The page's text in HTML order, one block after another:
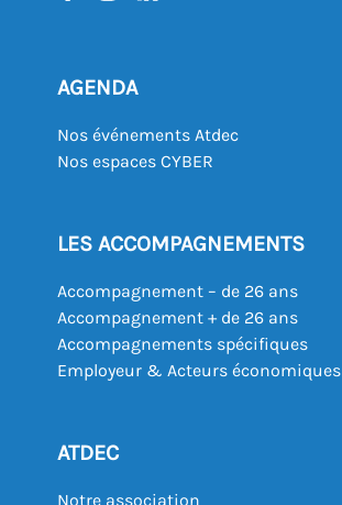
AGENDA
Nos événements Atdec
Nos espaces CYBER
LES ACCOMPAGNEMENTS
Accompagnement – de 26 ans
Accompagnement + de 26 ans
Accompagnements spécifiques
Employeur & Acteurs économiques
ATDEC
Notre association